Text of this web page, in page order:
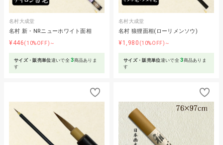
名村大成堂
名村 新・NRニューホワイト面相
¥446(10%OFF)～
サイズ・販売単位違いで全3商品ありま
す
名村大成堂
名村 狼狸面相(ローリメンソウ)
¥1,980 (10%OFF)～
サイズ・販売単位違いで全3商品ありま
す